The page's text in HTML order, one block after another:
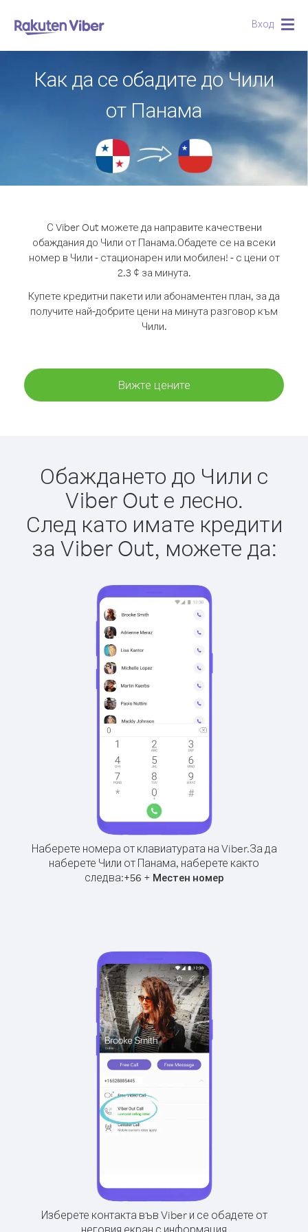
Вход
Как да се обадите до Чили
от Панама
С Viber Out можете да направите качествени
обаждания до Чили от Панама.Обадете се на всеки
номер в Чили - стационарен или мобилен! - с цени от
2.3 ¢ за минута.
Купете кредитни пакети или абонаментен план, за да
получите най-добрите цени на минута разговор към
Чили.
Вижте цените
Обаждането до Чили с
Viber Out е лесно.
След като имате кредити
за Viber Out, можете да:
Наберете номера от клавиатурата на Viber.За да
наберете Чили от Панама, наберете както
следва:+56 + Местен номер
Изберете контакта във Viber и се обадете от
неговия екран с информация